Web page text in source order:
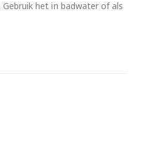
het in badwater of als